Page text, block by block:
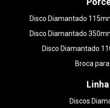
Disco Diamantado
Disco Diamantado
Disco Diamantado
Broca
Discos